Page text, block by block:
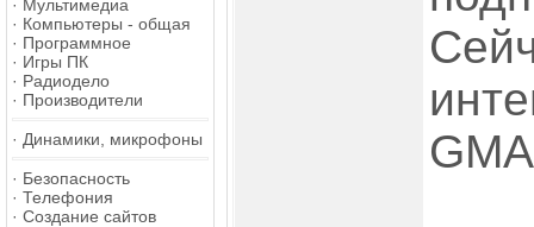
· Мультимедиа
· Компьютеры - общая
· Программное
· Игры ПК
· Радиодело
· Производители
· Динамики, микрофоны
· Безопасность
· Телефония
· Создание сайтов